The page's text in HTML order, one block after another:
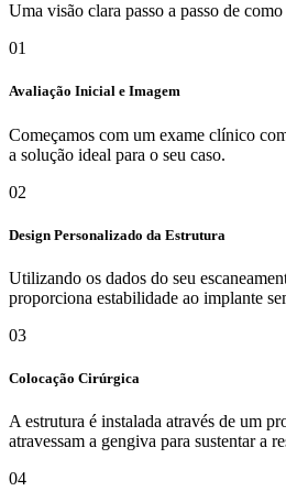
Uma visão clara passo a passo de
01
Avaliação Inicial e Imagem
Começamos com um exame clínico
a solução ideal para o seu caso.
02
Design Personalizado da Estrutura
Utilizando os dados do seu
proporciona estabilidade ao implante
03
Colocação Cirúrgica
A estrutura é instalada através de um
atravessam a gengiva para sustentar a
04